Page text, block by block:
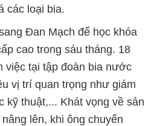
các loại bia.
Đan Mạch để học khóa
cao trong sáu tháng. 18
việc tại tập đoàn bia nước
vị trí quan trọng như giám
kỹ thuật,... Khát vọng về sản
lên, khi ông chuyển